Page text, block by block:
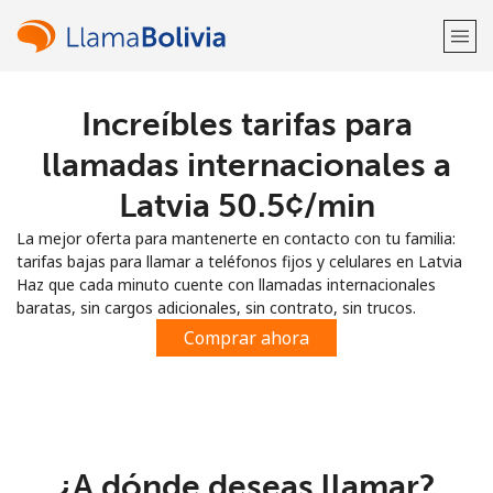
¡Bienvenido!
Regístrate con
Increíbles tarifas para
llamadas internacionales a
Latvia ⁦50.5¢⁩/min
La mejor oferta para mantenerte en contacto con tu familia:
tarifas bajas para llamar a teléfonos fijos y celulares en Latvia
Haz que cada minuto cuente con llamadas internacionales
baratas, sin cargos adicionales, sin contrato, sin trucos.
Comprar ahora